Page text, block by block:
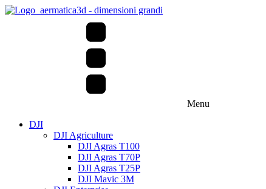
Menu
DJI
DJI Agriculture
DJI Agras T100
DJI Agras T70P
DJI Agras T25P
DJI Mavic 3M